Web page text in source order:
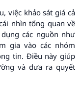
việc khảo sát giá cả
nhìn tổng quan về
các nguồn như
gia vào các nhóm
tin. Điều này giúp
và đưa ra quyết